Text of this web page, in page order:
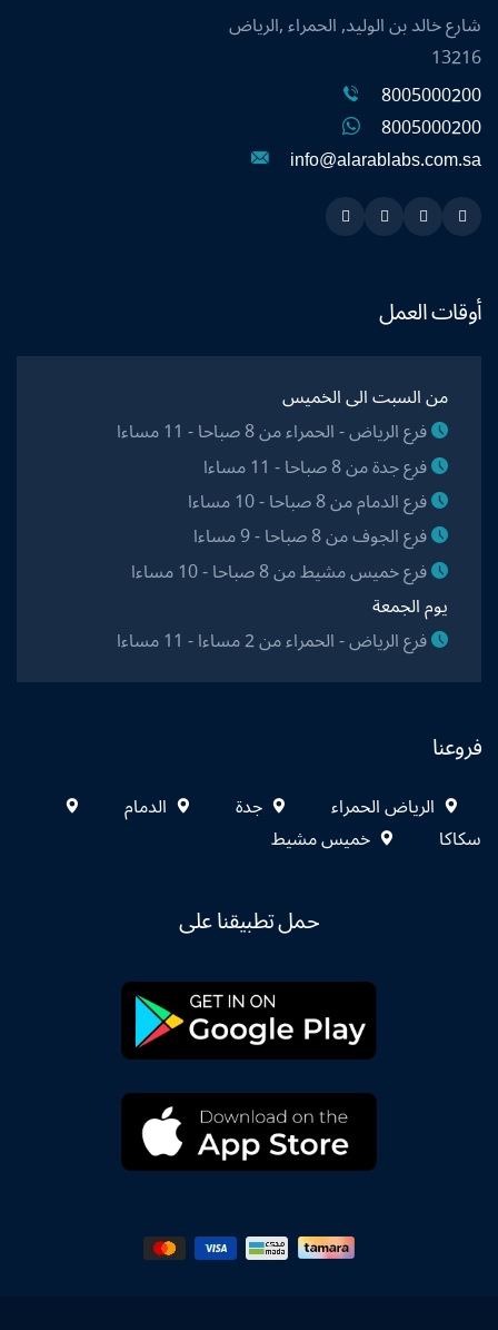
شارع خالد بن الوليد, الحمراء ,الرياض
13216
8005000200
8005000200
info@alarablabs.com.sa
Snapchat
Twitter
Linkedin
Instagram
أوقات العمل
من السبت الى الخميس
فرع الرياض - الحمراء من 8 صباحا - 11 مساءا
فرع جدة من 8 صباحا - 11 مساءا
فرع الدمام من 8 صباحا - 10 مساءا
فرع الجوف من 8 صباحا - 9 مساءا
فرع خميس مشيط من 8 صباحا - 10 مساءا
يوم الجمعة
فرع الرياض - الحمراء من 2 مساءا - 11 مساءا
فروعنا
الرياض الحمراء جدة
الدمام
سكاكا
خميس مشيط
حمل تطبيقنا على